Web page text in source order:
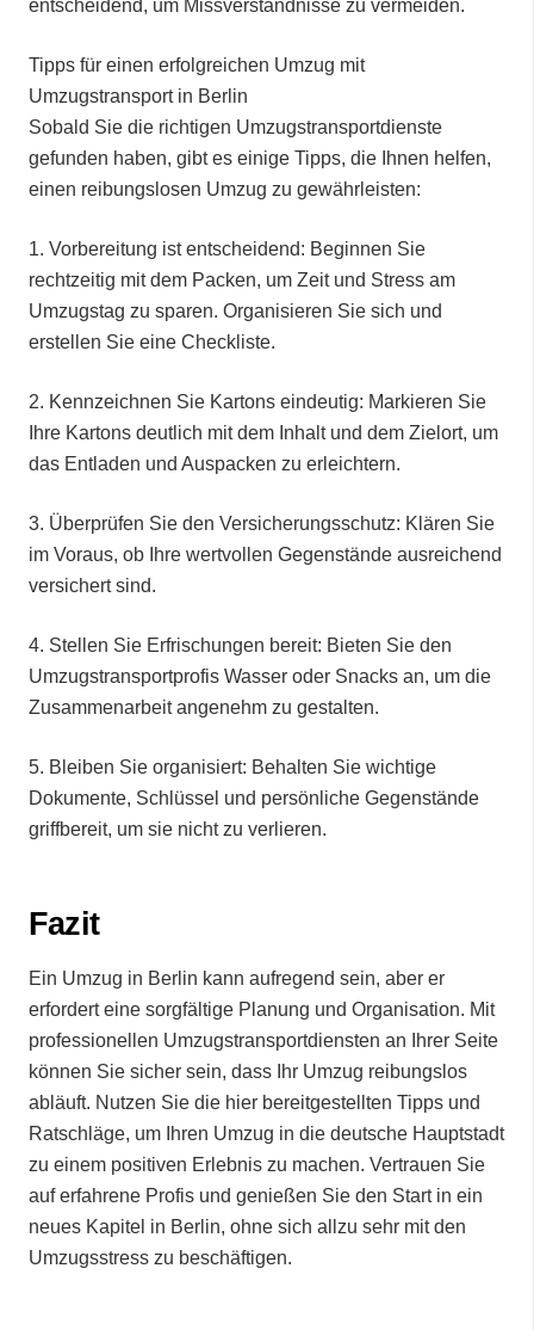
entscheidend, um Missverständnisse zu vermeiden.
Tipps für einen erfolgreichen Umzug mit
Umzugstransport in Berlin
Sobald Sie die richtigen Umzugstransportdienste
gefunden haben, gibt es einige Tipps, die Ihnen helfen,
einen reibungslosen Umzug zu gewährleisten:
1.⁠ ⁠Vorbereitung ist entscheidend: Beginnen Sie
rechtzeitig mit dem Packen, um Zeit und Stress am
Umzugstag zu sparen. Organisieren Sie sich und
erstellen Sie eine Checkliste.
2.⁠ ⁠Kennzeichnen Sie Kartons eindeutig: Markieren Sie
Ihre Kartons deutlich mit dem Inhalt und dem Zielort, um
das Entladen und Auspacken zu erleichtern.
3.⁠ ⁠Überprüfen Sie den Versicherungsschutz: Klären Sie
im Voraus, ob Ihre wertvollen Gegenstände ausreichend
versichert sind.
4.⁠ ⁠Stellen Sie Erfrischungen bereit: Bieten Sie den
Umzugstransportprofis Wasser oder Snacks an, um die
Zusammenarbeit angenehm zu gestalten.
5.⁠ ⁠Bleiben Sie organisiert: Behalten Sie wichtige
Dokumente, Schlüssel und persönliche Gegenstände
griffbereit, um sie nicht zu verlieren.
Fazit
Ein Umzug in Berlin kann aufregend sein, aber er
erfordert eine sorgfältige Planung und Organisation. Mit
professionellen Umzugstransportdiensten an Ihrer Seite
können Sie sicher sein, dass Ihr Umzug reibungslos
abläuft. Nutzen Sie die hier bereitgestellten Tipps und
Ratschläge, um Ihren Umzug in die deutsche Hauptstadt
zu einem positiven Erlebnis zu machen. Vertrauen Sie
auf erfahrene Profis und genießen Sie den Start in ein
neues Kapitel in Berlin, ohne sich allzu sehr mit den
Umzugsstress zu beschäftigen.